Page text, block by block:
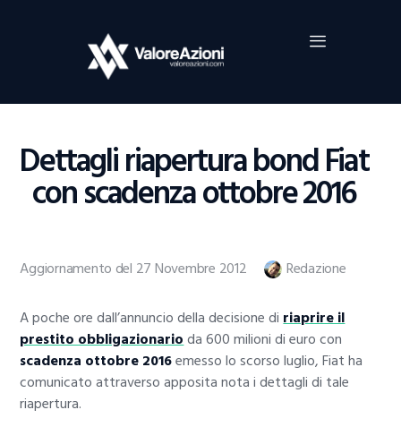
Dettagli riapertura bond Fiat
con scadenza ottobre 2016
Home
Investimenti
Borsa
Guide Al Trading
Criptovalute
Aggiornamento del 27 Novembre 2012 Redazione
A poche ore dall’annuncio della decisione diriaprire il
prestito obbligazionarioda 600 milioni di euro con
scadenza ottobre 2016emesso lo scorso luglio, Fiat ha
comunicato attraverso apposita nota i dettagli di tale
riapertura.